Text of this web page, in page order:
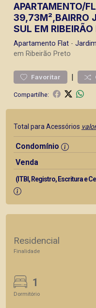
APARTAMENTO/
39,73M²,BAIRRO
SUL EM RIBEIRÃO
Apartamento Flat -
em Ribeirão Preto
Favoritar |
Compartilhe:
Total para Acessórios
Condomínio
Venda
(ITBI, Registro, Escritura e
Residencial
Finalidade
1
Dormitório